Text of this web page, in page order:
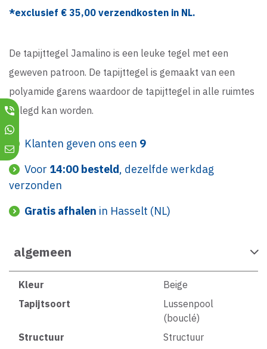
*exclusief € 35,00 verzendkosten in NL.
De tapijttegel Jamalino is een leuke tegel met een
geweven patroon. De tapijttegel is gemaakt van een
polyamide garens waardoor de tapijttegel in alle ruimtes
gelegd kan worden.
Klanten geven ons een 9
Voor 14:00 besteld, dezelfde werkdag
verzonden
Gratis afhalen in Hasselt (NL)
algemeen
Kleur
Beige
Tapijtsoort
Lussenpool
(bouclé)
Structuur
Structuur